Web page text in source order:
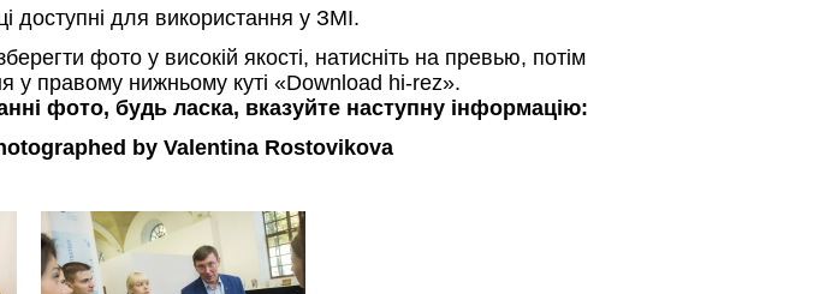
доступні для використання у ЗМІ.
фото у високій якості, натисніть на превью, потім
у правому нижньому куті «Download hi-rez».
фото, будь ласка, вказуйте наступну інформацію:
by Valentіna Rostovіkova